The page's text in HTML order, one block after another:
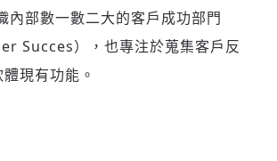
內部數一數二大的客戶成功部門
Succes），也專注於蒐集客戶反
現有功能。